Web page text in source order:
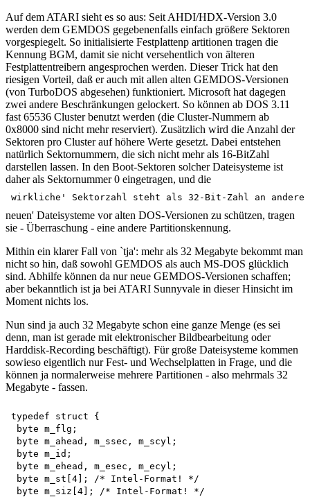
Auf dem ATARI sieht es so aus: Seit AHDI/HDX-Version 3.0
werden dem GEMDOS gegebenenfalls einfach größere Sektoren
vorgespiegelt. So initialisierte Festplattenp artitionen tragen die
Kennung BGM, damit sie nicht versehentlich von älteren
Festplattentreibern angesprochen werden. Dieser Trick hat den
riesigen Vorteil, daß er auch mit allen alten GEMDOS-Versionen
(von TurboDOS abgesehen) funktioniert. Microsoft hat dagegen
zwei andere Beschränkungen gelockert. So können ab DOS 3.11
fast 65536 Cluster benutzt werden (die Cluster-Nummern ab
0x8000 sind nicht mehr reserviert). Zusätzlich wird die Anzahl der
Sektoren pro Cluster auf höhere Werte gesetzt. Dabei entstehen
natürlich Sektornummern, die sich nicht mehr als 16-BitZahl
darstellen lassen. In den Boot-Sektoren solcher Dateisysteme ist
daher als Sektornummer 0 eingetragen, und die
wirkliche' Sektorzahl steht als 32-Bit-Zahl an
neuen' Dateisysteme vor alten DOS-Versionen zu schützen, tragen
sie - Überraschung - eine andere Partitionskennung.
Mithin ein klarer Fall von `tja': mehr als 32 Megabyte bekommt man
nicht so hin, daß sowohl GEMDOS als auch MS-DOS glücklich
sind. Abhilfe können da nur neue GEMDOS-Versionen schaffen;
aber bekanntlich ist ja bei ATARI Sunnyvale in dieser Hinsicht im
Moment nichts los.
Nun sind ja auch 32 Megabyte schon eine ganze Menge (es sei
denn, man ist gerade mit elektronischer Bildbearbeitung oder
Harddisk-Recording beschäftigt). Für große Dateisysteme kommen
sowieso eigentlich nur Fest- und Wechselplatten in Frage, und die
können ja normalerweise mehrere Partitionen - also mehrmals 32
Megabyte - fassen.
typedef struct {
byte m_flg;
byte m_ahead, m_ssec, m_scyl;
byte m_id;
byte m_ehead, m_esec, m_ecyl;
byte m_st[4]; /* Intel-Format! */
byte m_siz[4]; /* Intel-Format! */